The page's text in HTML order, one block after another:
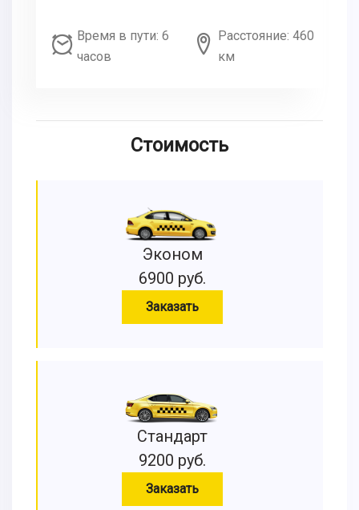
Время в пути: 6
часов
Расстояние: 460
км
Стоимость
Эконом
6900 руб.
Заказать
Стандарт
9200 руб.
Заказать